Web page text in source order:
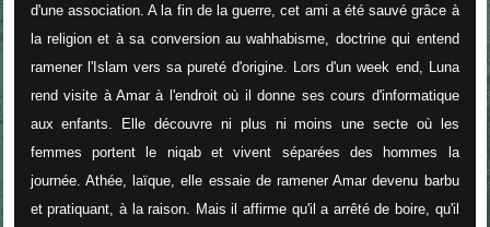
d'une association. A la fin de la guerre, cet ami a été sauvé grâce à
la religion et à sa conversion au wahhabisme, doctrine qui entend
ramener l'Islam vers sa pureté d'origine. Lors d'un week end, Luna
rend visite à Amar à l'endroit où il donne ses cours d'informatique
aux enfants. Elle découvre ni plus ni moins une secte où les
femmes portent le niqab et vivent séparées des hommes la
journée. Athée, laïque, elle essaie de ramener Amar devenu barbu
et pratiquant, à la raison. Mais il affirme qu'il a arrêté de boire, qu'il